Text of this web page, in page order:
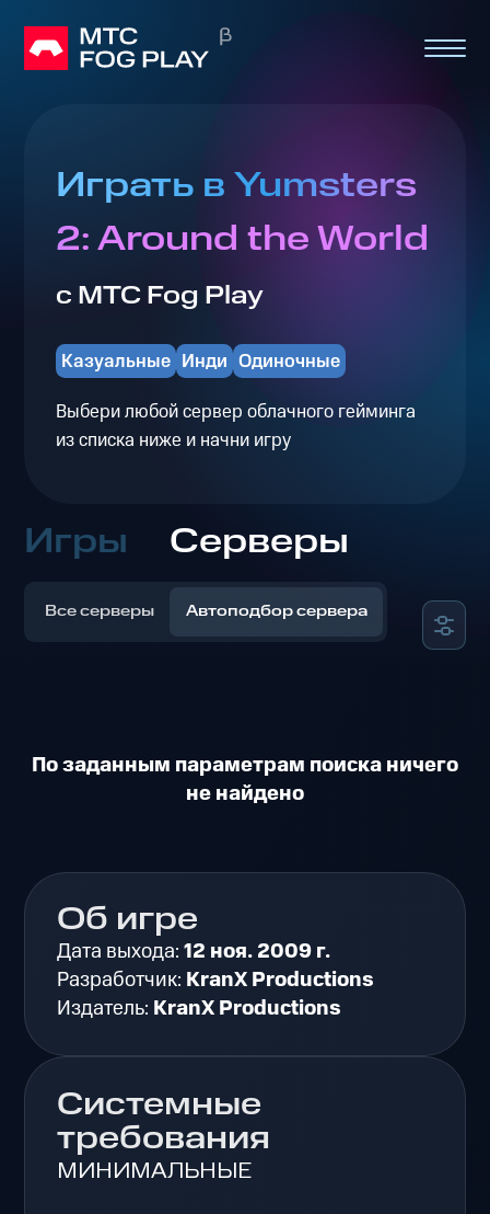
Играть в Yumsters
2: Around the World
с МТС Fog Play
Казуальные Инди Одиночные
Выбери любой сервер облачного гейминга
из списка ниже и начни игру
Игры Серверы
Все серверы Автоподбор сервера
По заданным параметрам поиска ничего
не найдено
Об игре
Дата выхода:12 ноя. 2009 г.
Разработчик: KranX Productions
Издатель: KranX Productions
Системные
требования
МИНИМАЛЬНЫЕ